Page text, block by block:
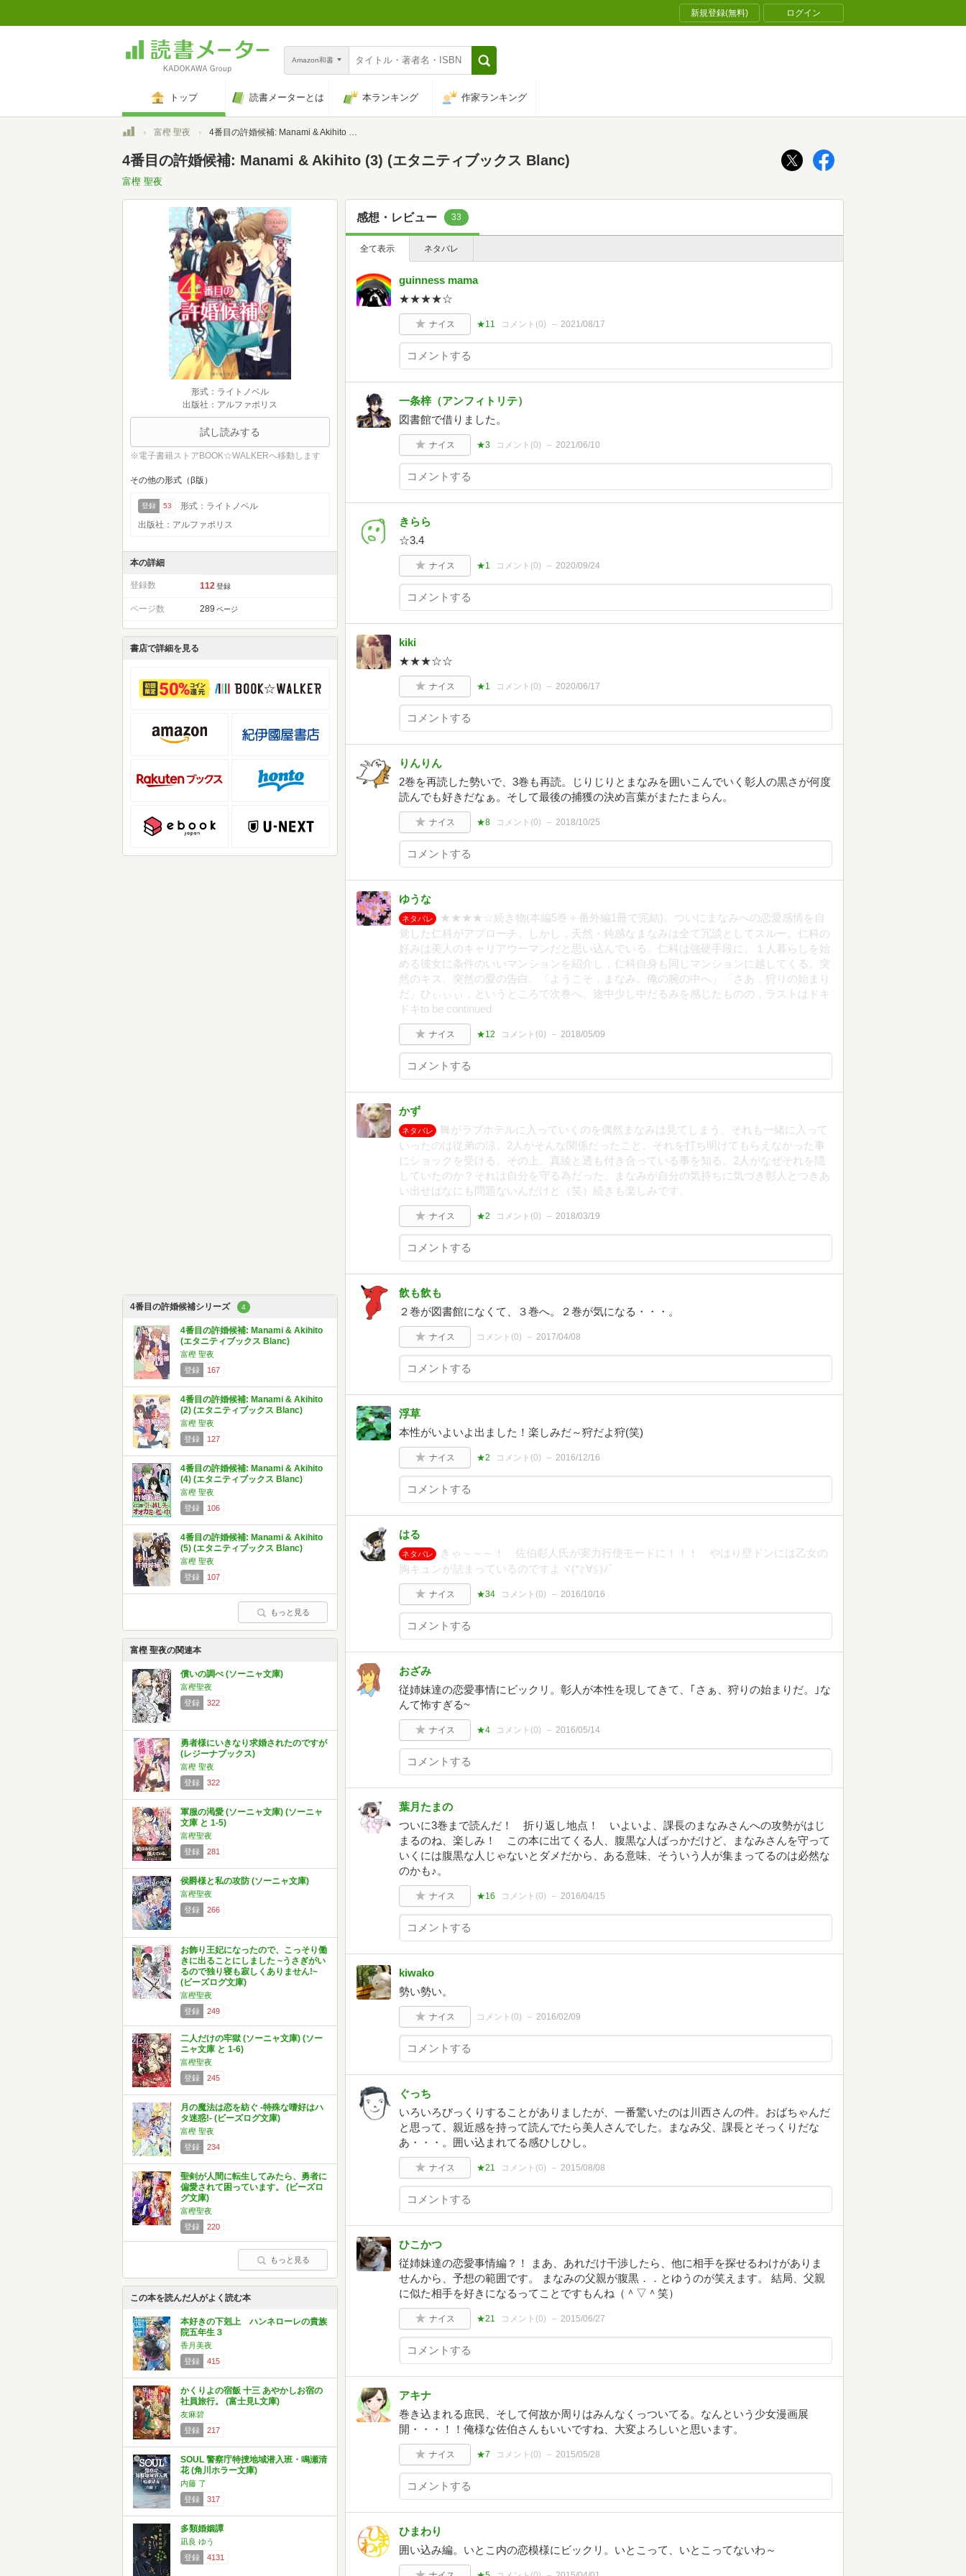
新規登録(無料) ログイン
Amazon和書
トップ 読書メーターとは 本ランキング 作家ランキング
トップ富樫 聖夜 4番目の許婚候補: Manami & Akihito (3) (エタニティブックス Blanc)
4番目の許婚候補: Manami & Akihito (3) (エタニティブックス Blanc)
富樫 聖夜
形式：ライトノベル
出版社：アルファポリス
試し読みする
※電子書籍ストアBOOK☆WALKERへ移動します
その他の形式（β版）
登録 53
形式：ライトノベル
出版社：アルファポリス
本の詳細
登録数 112 登録
ページ数 289 ページ
書店で詳細を見る
4番目の許婚候補シリーズ 4
4番目の許婚候補: Manami & Akihito
(エタニティブックス Blanc)
富樫 聖夜
登録
167
4番目の許婚候補: Manami & Akihito
(2) (エタニティブックス Blanc)
富樫 聖夜
登録
127
4番目の許婚候補: Manami & Akihito
(4) (エタニティブックス Blanc)
富樫 聖夜
登録
106
4番目の許婚候補: Manami & Akihito
(5) (エタニティブックス Blanc)
富樫 聖夜
登録
107
もっと見る
富樫 聖夜の関連本
償いの調べ (ソーニャ文庫)
富樫聖夜
登録
322
勇者様にいきなり求婚されたのですが
(レジーナブックス)
富樫 聖夜
登録
322
軍服の渇愛 (ソーニャ文庫) (ソーニャ
文庫 と 1-5)
富樫聖夜
登録
281
侯爵様と私の攻防 (ソーニャ文庫)
富樫聖夜
登録
266
お飾り王妃になったので、こっそり働
きに出ることにしました ~うさぎがい
るので独り寝も寂しくありません!~
(ビーズログ文庫)
富樫聖夜
登録
249
二人だけの牢獄 (ソーニャ文庫) (ソー
ニャ文庫 と 1-6)
富樫聖夜
登録
245
月の魔法は恋を紡ぐ -特殊な嗜好はハ
タ迷惑!- (ビーズログ文庫)
富樫 聖夜
登録
234
聖剣が人間に転生してみたら、勇者に
偏愛されて困っています。 (ビーズロ
グ文庫)
富樫聖夜
登録
220
もっと見る
この本を読んだ人がよく読む本
本好きの下剋上 ハンネローレの貴族
院五年生３
香月美夜
登録
415
かくりよの宿飯 十三 あやかしお宿の
社員旅行。 (富士見L文庫)
友麻碧
登録
217
SOUL 警察庁特捜地域潜入班・鳴瀬清
花 (角川ホラー文庫)
内藤 了
登録
317
多類婚姻譚
凪良 ゆう
登録
4131
感想・レビュー 33
全て表示 ネタバレ
guinness mama
★★★★☆
ナイス ★11 コメント(0) 2021/08/17
一条梓（アンフィトリテ）
図書館で借りました。
ナイス ★3 コメント(0) 2021/06/10
きらら
☆3.4
ナイス ★1 コメント(0) 2020/09/24
kiki
★★★☆☆
ナイス ★1 コメント(0) 2020/06/17
りんりん
2巻を再読した勢いで、3巻も再読。じりじりとまなみを囲いこんでいく彰人の黒さが何度
読んでも好きだなぁ。そして最後の捕獲の決め言葉がまたたまらん。
ナイス ★8 コメント(0) 2018/10/25
ゆうな
ネタバレ
★★★★☆続き物(本編5巻＋番外編1冊で完結)。ついにまなみへの恋愛感情を自
覚した仁科がアプローチ。しかし，天然・鈍感なまなみは全て冗談としてスルー。仁科の
好みは美人のキャリアウーマンだと思い込んでいる。仁科は強硬手段に。１人暮らしを始
める彼女に条件のいいマンションを紹介し，仁科自身も同じマンションに越してくる。突
然のキス。突然の愛の告白。「ようこそ，まなみ。俺の腕の中へ」「さあ，狩りの始まり
だ」ひぃぃぃ，というところで次巻へ。途中少し中だるみを感じたものの，ラストはドキ
ドキto be continued
ナイス ★12 コメント(0) 2018/05/09
かず
ネタバレ
舞がラブホテルに入っていくのを偶然まなみは見てしまう。それも一緒に入って
いったのは従弟の涼。2人がそんな関係だったこと、それを打ち明けてもらえなかった事
にショックを受ける。その上、真綾と透も付き合っている事を知る。2人がなぜそれを隠
していたのか？それは自分を守る為だった。まなみが自分の気持ちに気づき彰人とつきあ
い出せばなにも問題ないんだけど（笑）続きも楽しみです。
ナイス ★2 コメント(0) 2018/03/19
飲も飲も
２巻が図書館になくて、３巻へ。２巻が気になる・・・。
ナイス コメント(0) 2017/04/08
浮草
本性がいよいよ出ました！楽しみだ～狩だよ狩(笑)
ナイス ★2 コメント(0) 2016/12/16
はる
ネタバレ
きゃ～～～！ 佐伯彰人氏が実力行使モードに！！！ やはり壁ドンには乙女の
胸キュンが詰まっているのですよヾ(*≧∀≦)ﾉﾞ
ナイス ★34 コメント(0) 2016/10/16
おざみ
従姉妹達の恋愛事情にビックリ。彰人が本性を現してきて、｢さぁ、狩りの始まりだ。｣な
んて怖すぎる~
ナイス ★4 コメント(0) 2016/05/14
葉月たまの
ついに3巻まで読んだ！ 折り返し地点！ いよいよ、課長のまなみさんへの攻勢がはじ
まるのね、楽しみ！ この本に出てくる人、腹黒な人ばっかだけど、まなみさんを守って
いくには腹黒な人じゃないとダメだから、ある意味、そういう人が集まってるのは必然な
のかも♪。
ナイス ★16 コメント(0) 2016/04/15
kiwako
勢い勢い。
ナイス コメント(0) 2016/02/09
ぐっち
いろいろびっくりすることがありましたが、一番驚いたのは川西さんの件。おばちゃんだ
と思って、親近感を持って読んでたら美人さんでした。まなみ父、課長とそっくりだな
あ・・・。囲い込まれてる感ひしひし。
ナイス ★21 コメント(0) 2015/08/08
ひこかつ
従姉妹達の恋愛事情編？！ まあ、あれだけ干渉したら、他に相手を探せるわけがありま
せんから、予想の範囲です。 まなみの父親が腹黒．．とゆうのが笑えます。 結局、父親
に似た相手を好きになるってことですもんね（＾▽＾笑）
ナイス ★21 コメント(0) 2015/06/27
アキナ
巻き込まれる庶民、そして何故か周りはみんなくっついてる。なんという少女漫画展
開・・・！！俺様な佐伯さんもいいですね、大変よろしいと思います。
ナイス ★7 コメント(0) 2015/05/28
ひまわり
囲い込み編。いとこ内の恋模様にビックリ。いとこって、いとこってないわ～